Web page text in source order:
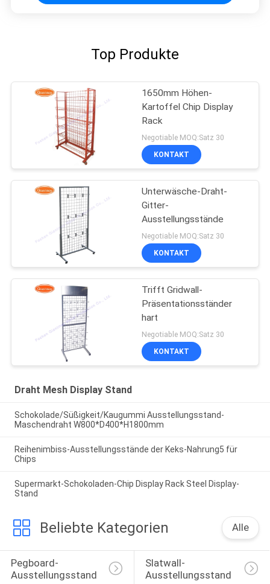
Top Produkte
1650mm Höhen-
Kartoffel Chip Display
Rack
Negotiable MOQ:Satz 30
KONTAKT
Unterwäsche-Draht-
Gitter-
Ausstellungsstände
Negotiable MOQ:Satz 30
KONTAKT
Trifft Gridwall-
Präsentationsständer
hart
Negotiable MOQ:Satz 30
KONTAKT
Draht Mesh Display Stand
Schokolade/Süßigkeit/Kaugummi Ausstellungsstand-
Maschendraht W800*D400*H1800mm
Reihenimbiss-Ausstellungsstände der Keks-Nahrung5 für
Chips
Supermarkt-Schokoladen-Chip Display Rack Steel Display-
Stand
Beliebte Kategorien Alle
Pegboard-
Ausstellungsstand
Slatwall-
Ausstellungsstand